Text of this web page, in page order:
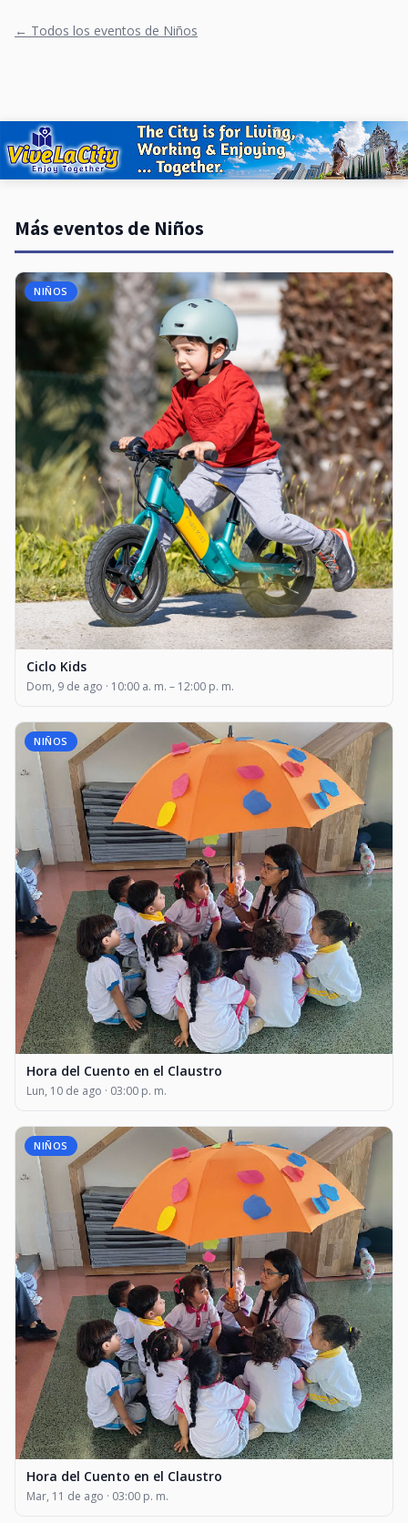
← Todos los eventos de Niños
Más eventos de Niños
NIÑOS
Ciclo Kids
Dom, 9 de ago · 10:00 a. m. – 12:00 p. m.
NIÑOS
Hora del Cuento en el Claustro
Lun, 10 de ago · 03:00 p. m.
NIÑOS
Hora del Cuento en el Claustro
Mar, 11 de ago · 03:00 p. m.